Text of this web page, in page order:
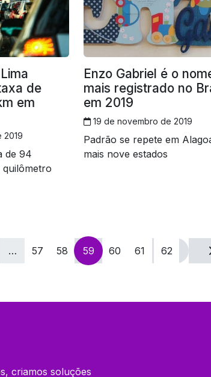
de
em
2019
de 94
Enzo Gabriel é o
mais registrado no
em 2019
19 de novembro de 2019
Padrão se repete em
mais nove estados
… 57 58 59 60 61 62
criamos soluções